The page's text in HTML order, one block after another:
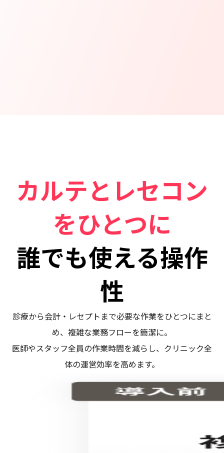
カルテとレセコン
をひとつに
誰でも使える操作
性
診療から会計・レセプトまで必要な作業をひとつにまと
め、複雑な業務フローを簡潔に。
医師やスタッフ全員の作業時間を減らし、クリニック全
体の運営効率を高めます。